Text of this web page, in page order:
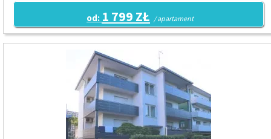
od: 1 799 ZŁ / apartament